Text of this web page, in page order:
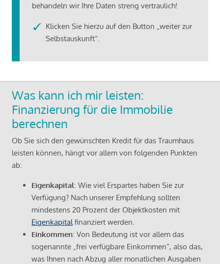
behandeln wir Ihre Daten streng vertraulich!
Klicken Sie hierzu auf den Button „weiter zur
Selbstauskunft“.
Was kann ich mir leisten:
Finanzierung für die Immobilie
berechnen
Ob Sie sich den gewünschten Kredit für das Traumhaus
leisten können, hängt vor allem von folgenden Punkten
ab:
Eigenkapital: Wie viel Erspartes haben Sie zur
Verfügung? Nach unserer Empfehlung sollten
mindestens 20 Prozent der Objektkosten mit
Eigenkapital finanziert werden.
Einkommen: Von Bedeutung ist vor allem das
sogenannte „frei verfügbare Einkommen“, also das,
was Ihnen nach Abzug aller monatlichen Ausgaben